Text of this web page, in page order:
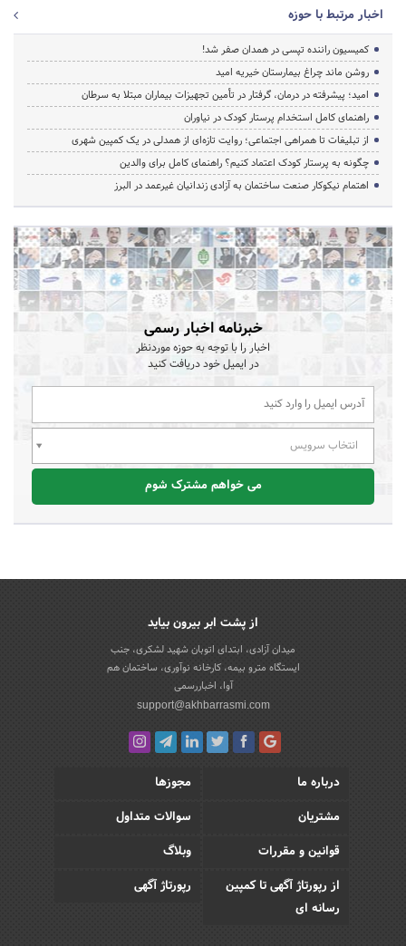
اخبار مرتبط با حوزه
کمیسیون راننده تپسی در همدان صفر شد!
روشن ماند چراغ بیمارستان خیریه امید
امید؛ پیشرفته در درمان، گرفتار در تأمین تجهیزات بیماران مبتلا به سرطان
راهنمای کامل استخدام پرستار کودک در نیاوران
از تبلیغات تا همراهی اجتماعی؛ روایت تازه‌ای از همدلی در یک کمپین شهری
چگونه به پرستار کودک اعتماد کنیم؟ راهنمای کامل برای والدین
اهتمام نیکوکار صنعت ساختمان به آزادی زندانیان غیرعمد در البرز
خبرنامه اخبار رسمی
اخبار را با توجه به حوزه موردنظر
در ایمیل خود دریافت کنید
انتخاب سرویس
می خواهم مشترک شوم
از پشت ابر بیرون بیاید
میدان آزادی، ابتدای اتوبان شهید لشکری، جنب
ایستگاه مترو بیمه، کارخانه نوآوری، ساختمان هم
آوا، اخباررسمی
support@akhbarrasmi.com
درباره ما
مجوزها
مشتریان
سوالات متداول
قوانین و مقررات
وبلاگ
از رپورتاژ آگهی تا کمپین
رسانه ای
رپورتاژ آگهی